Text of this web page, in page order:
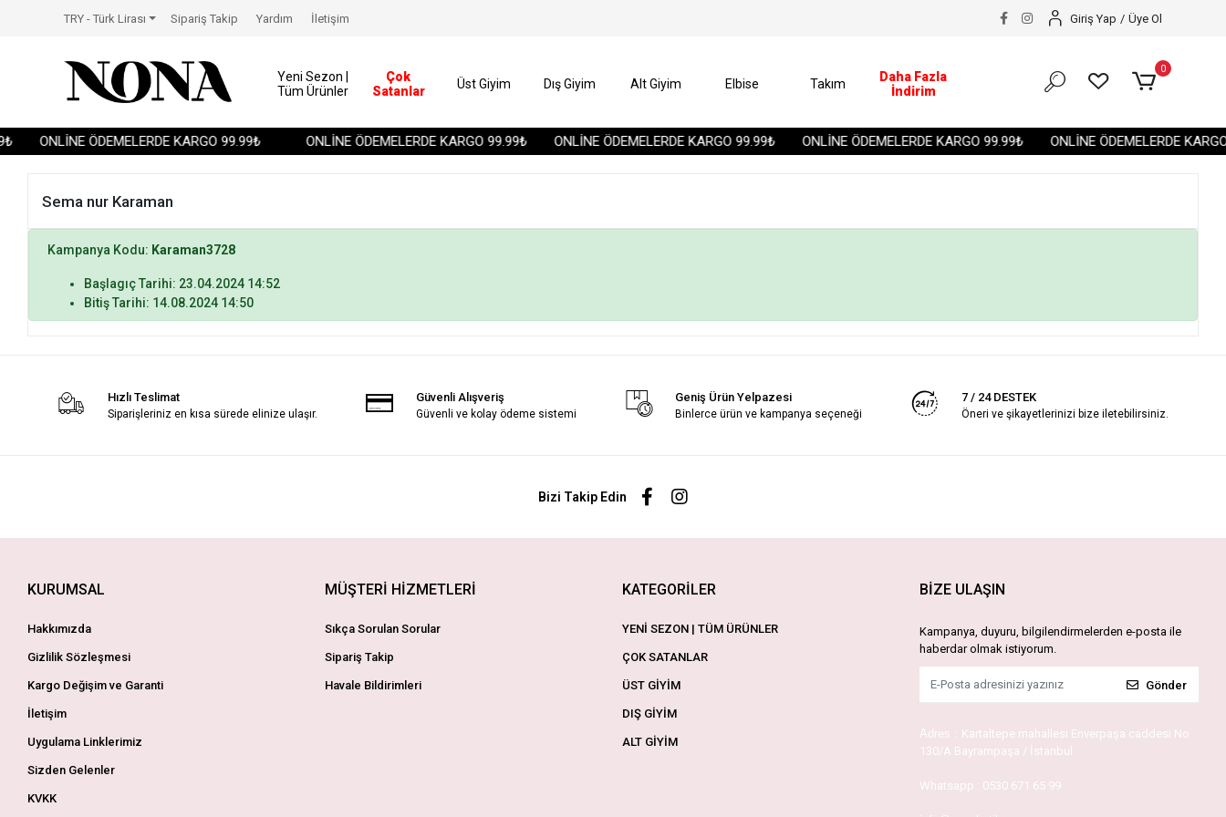
ONLİNE ÖDEMELERDE KARGO 99.99₺ ONLİNE ÖDEMELERDE KARGO 99.99₺ ONLİNE ÖDEMELERDE KARGO 99.99₺ ONLİNE ÖDEMELERDE KARGO 99.99₺ ONLİNE ÖDEMELERDE
TRY - Türk Lirası Sipariş Takip Yardım İletişim Giriş Yap / Üye Ol
Yeni Sezon |
Tüm Ürünler
Çok
Satanlar
Üst Giyim Dış Giyim Alt Giyim Elbise Takım
Daha Fazla
İndirim
0
Sema nur Karaman
Kampanya Kodu: Karaman3728
Başlagıç Tarihi: 23.04.2024 14:52
Bitiş Tarihi: 14.08.2024 14:50
Hızlı Teslimat
Siparişleriniz en kısa sürede elinize ulaşır.
Güvenli Alışveriş
Güvenli ve kolay ödeme sistemi
Geniş Ürün Yelpazesi
Binlerce ürün ve kampanya seçeneği
7 / 24 DESTEK
Öneri ve şikayetlerinizi bize iletebilirsiniz.
Bizi Takip Edin
KURUMSAL
Hakkımızda
Gizlilik Sözleşmesi
Kargo Değişim ve Garanti
İletişim
Uygulama Linklerimiz
Sizden Gelenler
KVKK
MÜŞTERİ HİZMETLERİ
Sıkça Sorulan Sorular
Sipariş Takip
Havale Bildirimleri
KATEGORİLER
YENİ SEZON | TÜM ÜRÜNLER
ÇOK SATANLAR
ÜST GİYİM
DIŞ GİYİM
ALT GİYİM
BİZE ULAŞIN
Kampanya, duyuru, bilgilendirmelerden e-posta ile
haberdar olmak istiyorum.
Gönder
Adres : Kartaltepe mahallesi Enverpaşa caddesi No
130/A Bayrampaşa / İstanbul
Whatsapp : 0530 671 65 99